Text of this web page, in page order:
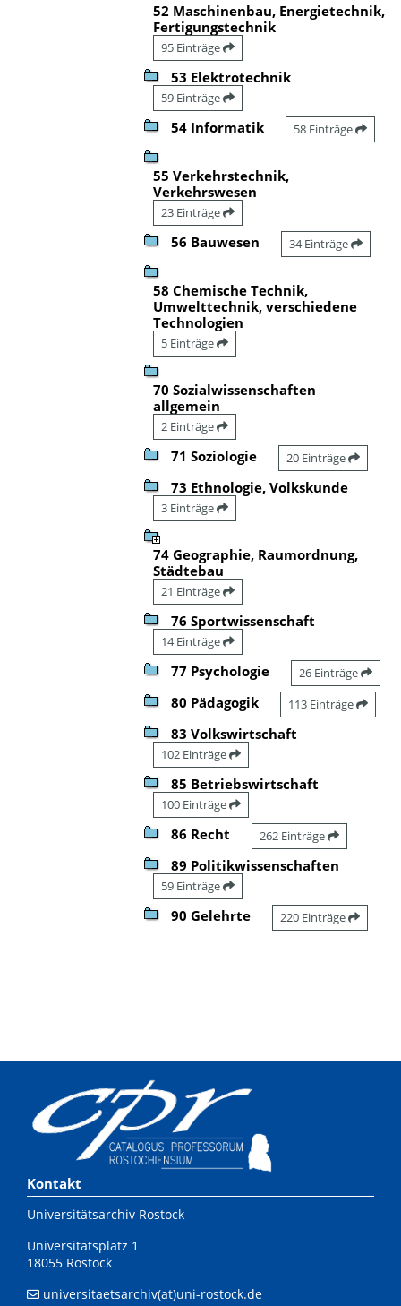
52 Maschinenbau, Energietechnik,
Fertigungstechnik
95 Einträge
53 Elektrotechnik
59 Einträge
54 Informatik 58 Einträge
55 Verkehrstechnik,
Verkehrswesen
23 Einträge
56 Bauwesen 34 Einträge
58 Chemische Technik,
Umwelttechnik, verschiedene
Technologien
5 Einträge
70 Sozialwissenschaften
allgemein
2 Einträge
71 Soziologie 20 Einträge
73 Ethnologie, Volkskunde
3 Einträge
74 Geographie, Raumordnung,
Städtebau
21 Einträge
76 Sportwissenschaft
14 Einträge
77 Psychologie 26 Einträge
80 Pädagogik 113 Einträge
83 Volkswirtschaft
102 Einträge
85 Betriebswirtschaft
100 Einträge
86 Recht 262 Einträge
89 Politikwissenschaften
59 Einträge
90 Gelehrte 220 Einträge
Kontakt
Universitätsarchiv Rostock
Universitätsplatz 1
18055 Rostock
universitaetsarchiv(at)uni-rostock.de